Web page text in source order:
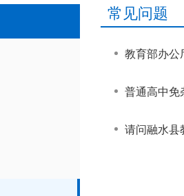
常见问题
教育部办公
普通高中免
请问融水县